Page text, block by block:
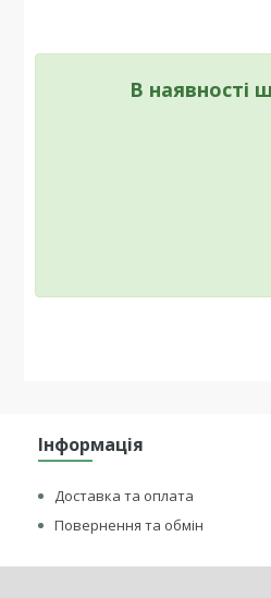
В наявності
Інформація
Доставка та оплата
Повернення та обмін